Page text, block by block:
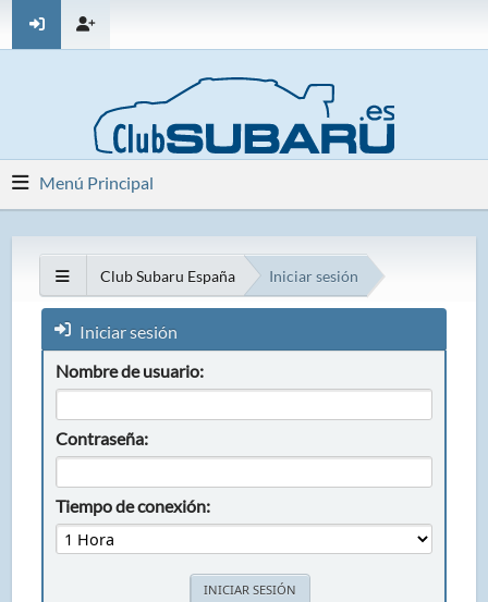
Menú Principal
Club Subaru España Iniciar sesión
Iniciar sesión
Nombre de usuario:
Contraseña:
Tiempo de conexión: